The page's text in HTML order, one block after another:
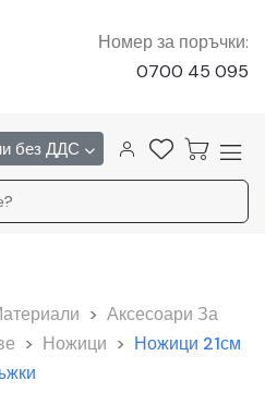
Номер за поръчки:
0700 45 095
без ДДС
> Аксесоари За
> Ножици > Ножици 21см